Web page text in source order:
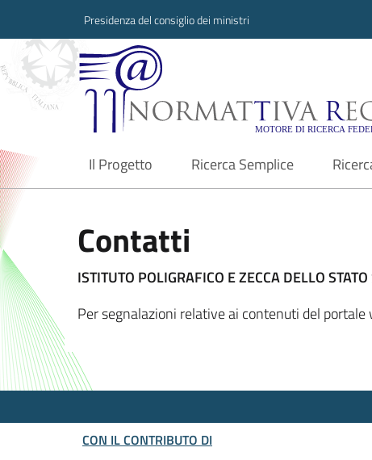
Presidenza del consiglio dei ministri
Normattiva
Il Progetto
current Ricerca Semplice
Contatti
ISTITUTO POLIGRAFICO E ZECCA DELLO
Per segnalazioni relative ai contenuti del
CON IL CONTRIBUTO DI